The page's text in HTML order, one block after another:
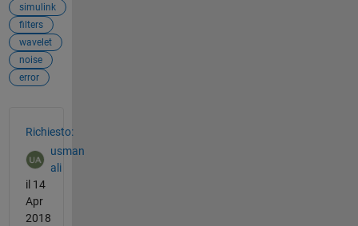
simulink
filters
wavelet
noise
error
Richiesto:
usman
ali
il 14
Apr
2018